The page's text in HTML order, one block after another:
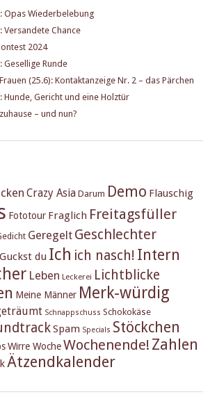
Opas Wiederbelebung
Versandete Chance
2024
Gesellige Runde
(25.6): Kontaktanzeige Nr. 2 – das Pärchen
Hunde, Gericht und eine Holztür
– und nun?
Crazy Asia Darum Demo Flauschig
Fototour Fraglich Freitagsfüller
Geregelt Geschlechter
Guckst du Ich ich nasch! Intern
Leben Leckerei Lichtblicke
Meine Männer Merk-würdig
Schnappschuss Schokokäse
Spam Specials Stöckchen
Wirre WocheWochenende! Zahlen
Ätzendkalender